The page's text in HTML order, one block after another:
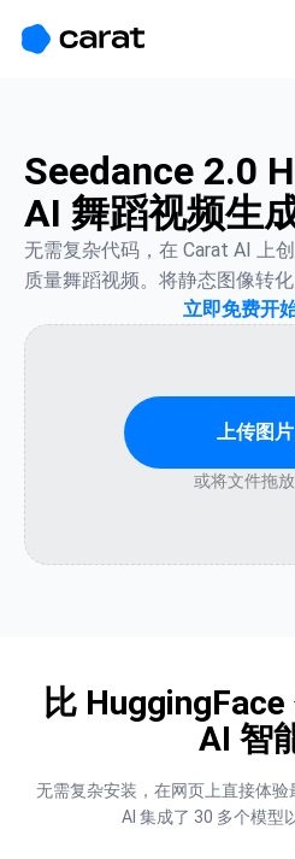
Seedance 2.0
AI 舞蹈视频生
无需复杂代码，在 Carat AI 上
质量舞蹈视频。将静态图像转
立即免费开
上传图片
或将文件拖
比
AI 智
无需复杂安装，在网页上直接体
AI 集成了 30 多个模型